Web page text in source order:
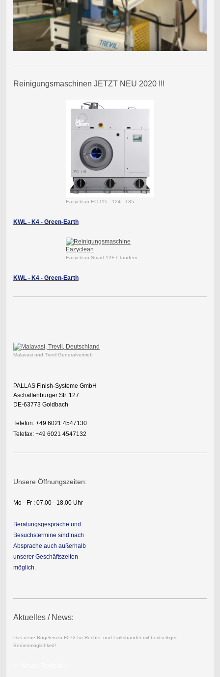
Reinigungsmaschinen JETZT NEU 2020 !!!
Eazyclean EC 115 - 124 - 135
KWL - K4 - Green-Earth
Eazyclean Smart 12+ / Tandem
KWL - K4 - Green-Earth
Malavasi und Trevil Generalvertrieb
PALLAS Finish-Systeme GmbH
Aschaffenburger Str. 127
DE-63773 Goldbach
Telefon: +49 6021 4547130
Telefax: +49 6021 4547132
Unsere Öffnungszeiten:
Mo - Fr : 07.00 - 18.00 Uhr
Beratungsgespräche und
Besuchstermine sind nach
Absprache auch außerhalb
unserer Geschäftszeiten
möglich.
Aktuelles / News:
Das neue Bügeleisen F072 für Rechts- und Linkshänder mit beidseitiger
Bedienmöglichkeit!